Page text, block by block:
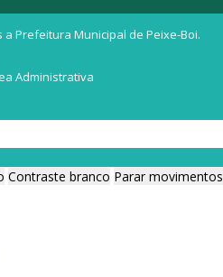
Prefeitura Municipal de Peixe-Boi.
Administrativa
Contraste branco Parar movimentos